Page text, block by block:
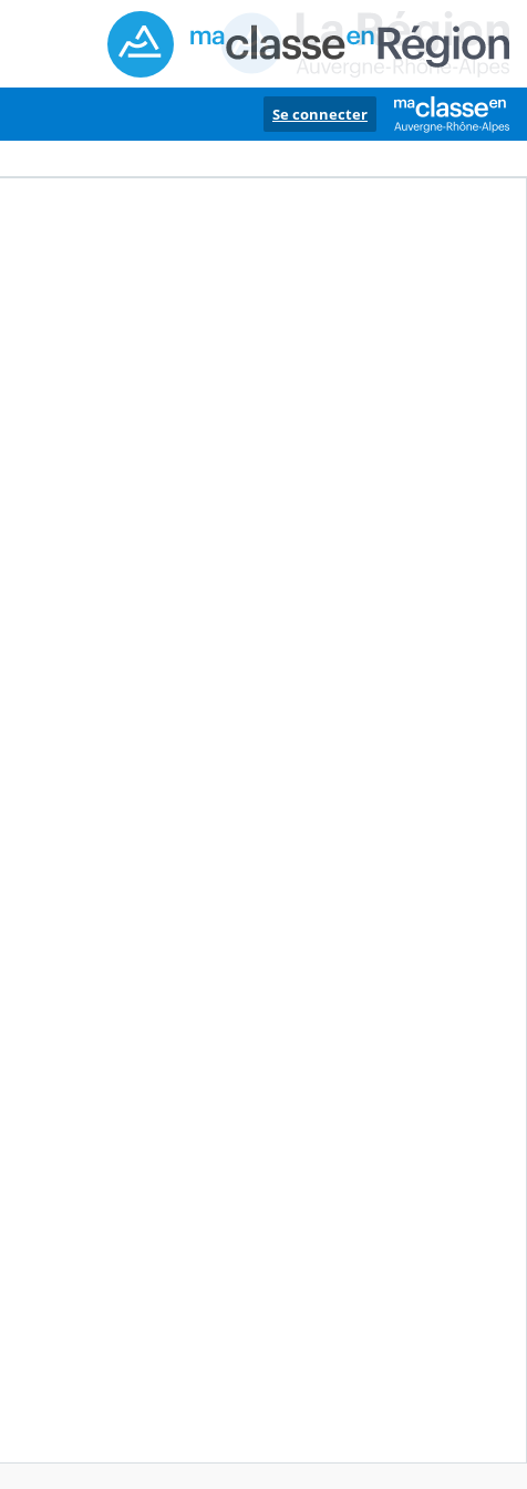
Se connecter